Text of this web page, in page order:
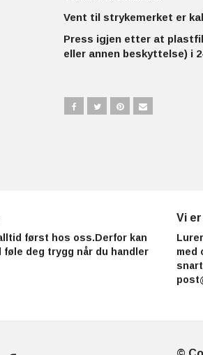
Vent til strykemerket er
Press igjen etter at
eller annen beskyttelse) i
først hos oss.Derfor kan
føle deg trygg når du handler
Vi
med